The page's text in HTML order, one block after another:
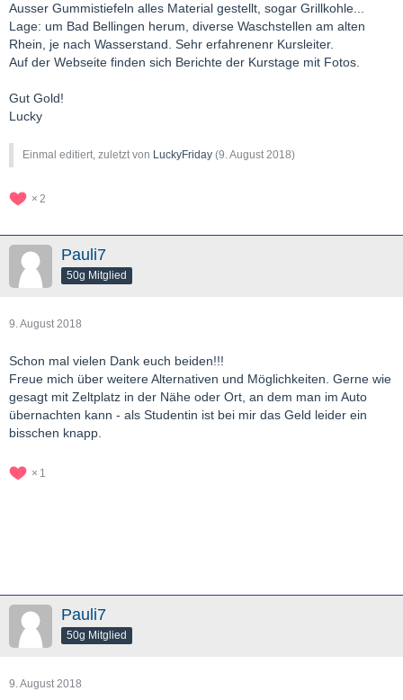
Ausser Gummistiefeln alles Material gestellt, sogar Grillkohle...
Lage: um Bad Bellingen herum, diverse Waschstellen am alten
Rhein, je nach Wasserstand. Sehr erfahrenenr Kursleiter.
Auf der Webseite finden sich Berichte der Kurstage mit Fotos.
Gut Gold!
Lucky
Einmal editiert, zuletzt von LuckyFriday (9. August 2018)
2
Pauli7
50g Mitglied
9. August 2018
Schon mal vielen Dank euch beiden!!!
Freue mich über weitere Alternativen und Möglichkeiten. Gerne wie
gesagt mit Zeltplatz in der Nähe oder Ort, an dem man im Auto
übernachten kann - als Studentin ist bei mir das Geld leider ein
bisschen knapp.
1
Pauli7
50g Mitglied
9. August 2018